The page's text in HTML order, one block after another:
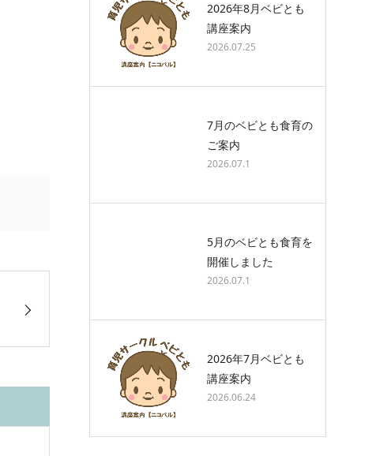
2026年8月ベビとも
講座案内
2026.07.25
7月のベビとも食育の
ご案内
2026.07.1
5月のベビとも食育を
開催しました
2026.07.1
2026年7月ベビとも
講座案内
2026.06.24